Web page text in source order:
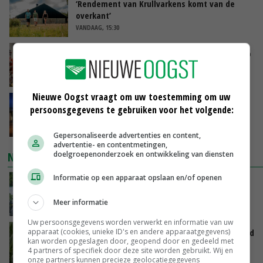
‘Rendement van Krullvarkens komt van de
overkant’
VANDAAG, 15:30
Oorlogen en El Niño stuwen voedselprijzen op
VANDAAG, 15:04
Nettowinst Royal A-ware onder druk ondanks
hogere omzet
NIEUWSTE VIDEO'S
Oekraïne-vlogger Kees Huizinga: ‘Bezoek van
VANDAAG, 12:00
Limburgse mais van Frijns doet het verrassend
goed
VANDAAG, 10:00
Nieuwe Oogst vraagt om uw toestemming om uw
persoonsgegevens te gebruiken voor het volgende:
Gepersonaliseerde advertenties en content,
advertentie- en contentmetingen,
doelgroepenonderzoek en ontwikkeling van diensten
Informatie op een apparaat opslaan en/of openen
Meer informatie
Uw persoonsgegevens worden verwerkt en informatie van uw
apparaat (cookies, unieke ID's en andere apparaatgegevens)
kan worden opgeslagen door, geopend door en gedeeld met
4 partners of specifiek door deze site worden gebruikt. Wij en
onze partners kunnen precieze geolocatiegegevens